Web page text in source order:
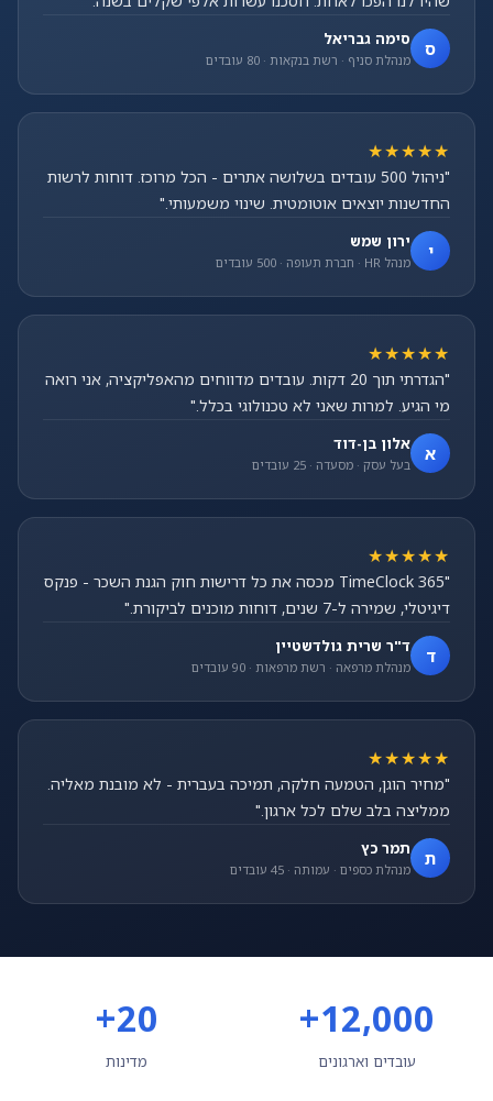
ס סימה גבריאל
מנהלת סניף · רשת בנקאות · 80 עובדים
★★★★★
"ניהול 500 עובדים בשלושה אתרים - הכל מרוכז. דוחות לרשות
החדשנות יוצאים אוטומטית. שינוי משמעותי."
י ירון שמש
מנהל HR · חברת תעופה · 500 עובדים
★★★★★
"הגדרתי תוך 20 דקות. עובדים מדווחים מהאפליקציה, אני רואה
מי הגיע. למרות שאני לא טכנולוגי בכלל."
א אלון בן-דוד
בעל עסק · מסעדה · 25 עובדים
★★★★★
"TimeClock 365 מכסה את כל דרישות חוק הגנת השכר - פנקס
דיגיטלי, שמירה ל-7 שנים, דוחות מוכנים לביקורת."
ד ד"ר שרית גולדשטיין
מנהלת מרפאה · רשת מרפאות · 90 עובדים
★★★★★
"מחיר הוגן, הטמעה חלקה, תמיכה בעברית - לא מובנת מאליה.
ממליצה בלב שלם לכל ארגון."
ת תמר כץ
מנהלת כספים · עמותה · 45 עובדים
12,000+
עובדים וארגונים
20+
מדינות